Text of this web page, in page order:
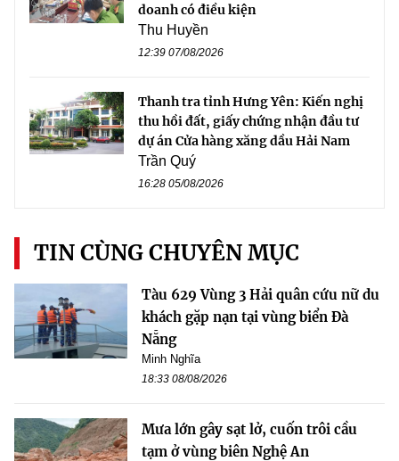
doanh có điều kiện
Thu Huyền
12:39 07/08/2026
Thanh tra tỉnh Hưng Yên: Kiến nghị
thu hồi đất, giấy chứng nhận đầu tư
dự án Cửa hàng xăng dầu Hải Nam
Trần Quý
16:28 05/08/2026
TIN CÙNG CHUYÊN MỤC
Tàu 629 Vùng 3 Hải quân cứu nữ du
khách gặp nạn tại vùng biển Đà
Nẵng
Minh Nghĩa
18:33 08/08/2026
Mưa lớn gây sạt lở, cuốn trôi cầu
tạm ở vùng biên Nghệ An